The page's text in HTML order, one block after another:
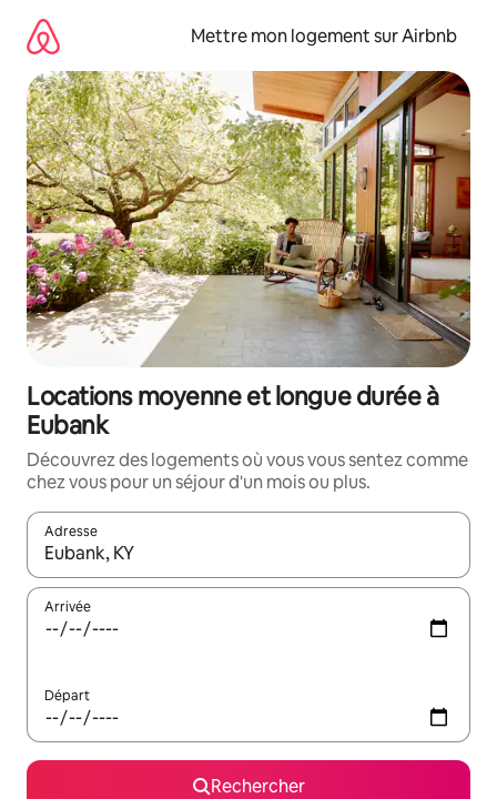
directement
contenu
Mettre mon logement sur Airbnb
Locations moyenne et longue durée à
Eubank
Découvrez des logements où vous vous sentez comme
chez vous pour un séjour d'un mois ou plus.
Adresse
Lorsque les résultats s'affichent, utilisez les flèches vers le
Arrivée
Départ
Rechercher